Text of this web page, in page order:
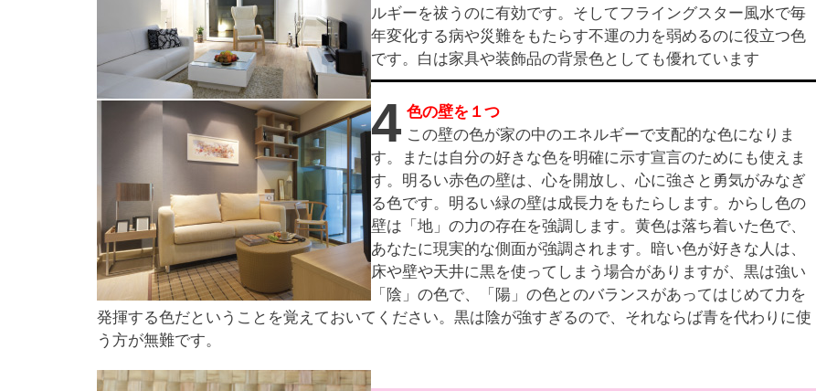
ルギーを祓うのに有効です。そしてフライングスター風水で毎
年変化する病や災難をもたらす不運の力を弱めるのに役立つ色
です。白は家具や装飾品の背景色としても優れています
4 色の壁を１つ
この壁の色が家の中のエネルギーで支配的な色になりま
す。または自分の好きな色を明確に示す宣言のためにも使えま
す。明るい赤色の壁は、心を開放し、心に強さと勇気がみなぎ
る色です。明るい緑の壁は成長力をもたらします。からし色の
壁は「地」の力の存在を強調します。黄色は落ち着いた色で、
あなたに現実的な側面が強調されます。暗い色が好きな人は、
床や壁や天井に黒を使ってしまう場合がありますが、黒は強い
「陰」の色で、「陽」の色とのバランスがあってはじめて力を
発揮する色だということを覚えておいてください。黒は陰が強すぎるので、それならば青を代わりに使
う方が無難です。